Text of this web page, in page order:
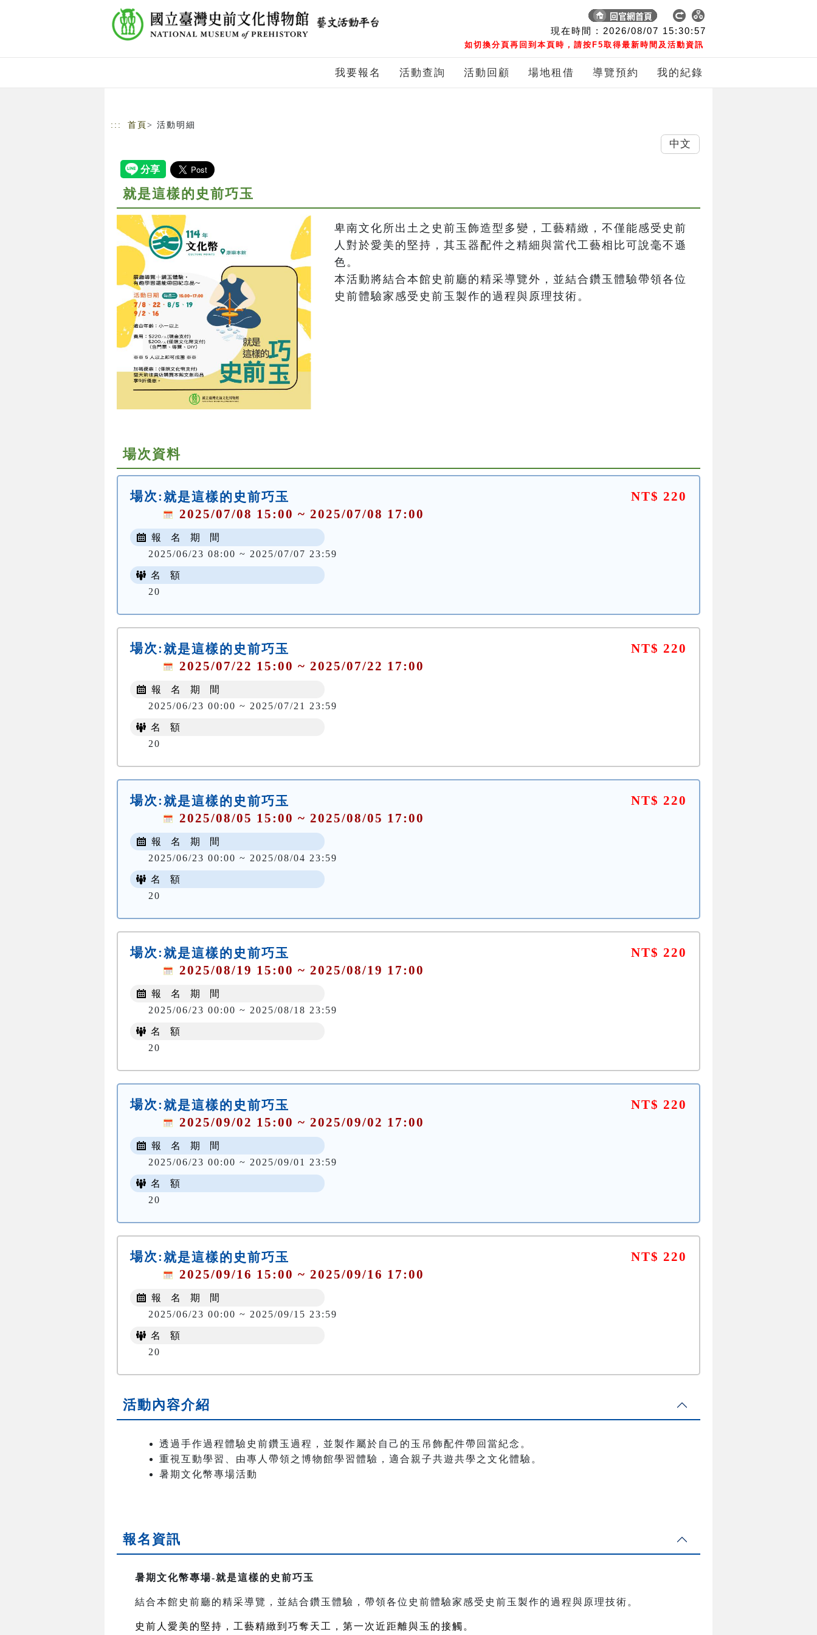
現在時間 : 2026/08/07 15:30:57
如切換分頁再回到本頁時，請按F5取得最新時間及活動資訊
我要報名 活動查詢 活動回顧 場地租借 導覽預約 我的紀錄
::: 首頁 > 活動明細
就是這樣的史前巧玉
卑南文化所出土之史前玉飾造型多變，工藝精緻，不僅能感受史前
人對於愛美的堅持，其玉器配件之精細與當代工藝相比可說毫不遜
色。
本活動將結合本館史前廳的精采導覽外，並結合鑽玉體驗帶領各位
史前體驗家感受史前玉製作的過程與原理技術。
場次資料
場次:就是這樣的史前巧玉
2025/07/08 15:00 ~ 2025/07/08 17:00
NT$ 220
報 名 期 間
2025/06/23 08:00 ~ 2025/07/07 23:59
名 額
20
場次:就是這樣的史前巧玉
2025/07/22 15:00 ~ 2025/07/22 17:00
NT$ 220
報 名 期 間
2025/06/23 00:00 ~ 2025/07/21 23:59
名 額
20
場次:就是這樣的史前巧玉
2025/08/05 15:00 ~ 2025/08/05 17:00
NT$ 220
報 名 期 間
2025/06/23 00:00 ~ 2025/08/04 23:59
名 額
20
場次:就是這樣的史前巧玉
2025/08/19 15:00 ~ 2025/08/19 17:00
NT$ 220
報 名 期 間
2025/06/23 00:00 ~ 2025/08/18 23:59
名 額
20
場次:就是這樣的史前巧玉
2025/09/02 15:00 ~ 2025/09/02 17:00
NT$ 220
報 名 期 間
2025/06/23 00:00 ~ 2025/09/01 23:59
名 額
20
場次:就是這樣的史前巧玉
2025/09/16 15:00 ~ 2025/09/16 17:00
NT$ 220
報 名 期 間
2025/06/23 00:00 ~ 2025/09/15 23:59
名 額
20
活動內容介紹
透過手作過程體驗史前鑽玉過程，並製作屬於自己的玉吊飾配件帶回當紀念。
重視互動學習、由專人帶領之博物館學習體驗，適合親子共遊共學之文化體驗。
暑期文化幣專場活動
報名資訊
暑期文化幣專場-就是這樣的史前巧玉
結合本館史前廳的精采導覽，並結合鑽玉體驗，帶領各位史前體驗家感受史前玉製作的過程與原理技術。
史前人愛美的堅持，工藝精緻到巧奪天工，第一次近距離與玉的接觸。